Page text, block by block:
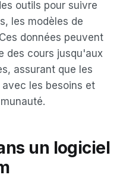
outils pour suivre
les modèles de
données peuvent
des cours jusqu'aux
assurant que les
les besoins et
un logiciel